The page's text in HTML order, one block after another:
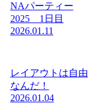
NAパーティー
2025 1日目
2026.01.11
レイアウトは自由
なんだ！
2026.01.04